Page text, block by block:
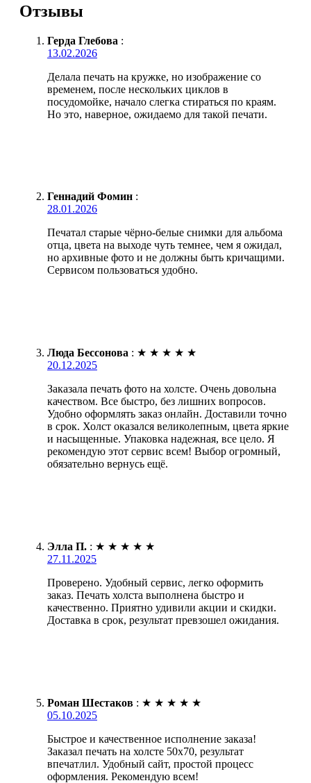
Отзывы
Герда Глебова :
13.02.2026
Делала печать на кружке, но изображение со
временем, после нескольких циклов в
посудомойке, начало слегка стираться по краям.
Но это, наверное, ожидаемо для такой печати.
Геннадий Фомин :
28.01.2026
Печатал старые чёрно-белые снимки для альбома
отца, цвета на выходе чуть темнее, чем я ожидал,
но архивные фото и не должны быть кричащими.
Сервисом пользоваться удобно.
Люда Бессонова : ★ ★ ★ ★ ★
20.12.2025
Заказала печать фото на холсте. Очень довольна
качеством. Все быстро, без лишних вопросов.
Удобно оформлять заказ онлайн. Доставили точно
в срок. Холст оказался великолепным, цвета яркие
и насыщенные. Упаковка надежная, все цело. Я
рекомендую этот сервис всем! Выбор огромный,
обязательно вернусь ещё.
Элла П. : ★ ★ ★ ★ ★
27.11.2025
Проверено. Удобный сервис, легко оформить
заказ. Печать холста выполнена быстро и
качественно. Приятно удивили акции и скидки.
Доставка в срок, результат превзошел ожидания.
Роман Шестаков : ★ ★ ★ ★ ★
05.10.2025
Быстрое и качественное исполнение заказа!
Заказал печать на холсте 50х70, результат
впечатлил. Удобный сайт, простой процесс
оформления. Рекомендую всем!